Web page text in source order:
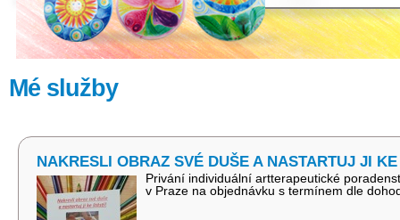
Mé služby
NAKRESLI OBRAZ SVÉ DUŠE A NASTARTUJ JI
Privání individuální artterapeutické
v Praze na objednávku s termínem dle